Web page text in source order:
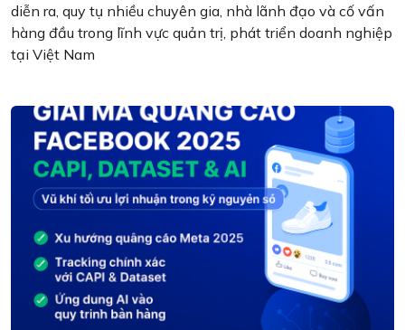
diễn ra, quy tụ nhiều chuyên gia, nhà lãnh đạo và cố vấn
hàng đầu trong lĩnh vực quản trị, phát triển doanh nghiệp
tại Việt Nam